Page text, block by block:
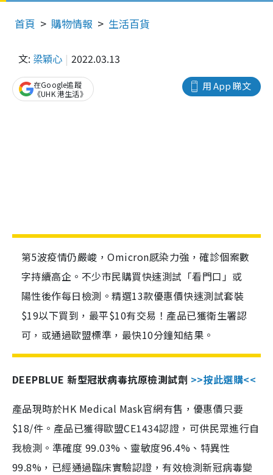
首頁 購物情報 生活百貨
文: 梁穎心 2022.03.13
用 App 睇文
在Google追蹤
《UHK 港生活》
第5波疫情仍嚴峻，Omicron感染力強，確診個案數
字持續高企。不少市民購買快速測試「看門口」或
陽性後作每日檢測。精選13款優惠價快速測試套裝
$19以下買到，最平$10有交易！產品已獲衛生署認
可，或通過歐盟標準，最快10分鐘知結果。
DEEPBLUE 新型冠狀病毒抗原檢測試劑 >>按此選購<<
產品現時於HK Medical Mask官網有售，優惠價只要
$18/件。產品已獲得歐盟CE1434認證，可供民眾進行自
我檢測。準確度 99.03%、靈敏度96.4%、特異性
99.8%，已經通過臨床實驗認證，有效檢測新冠病毒變